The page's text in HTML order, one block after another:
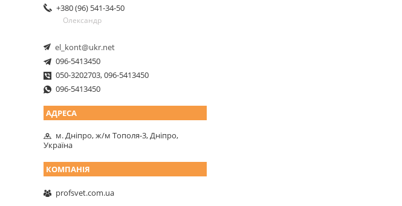
+380 (96) 541-34-50
Олександр
el_kont@ukr.net
096-5413450
050-3202703, 096-5413450
096-5413450
м. Дніпро, ж/м Тополя-3, Дніпро,
Україна
profsvet.com.ua